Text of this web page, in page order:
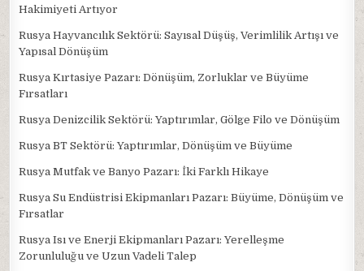
Hakimiyeti Artıyor
Rusya Hayvancılık Sektörü: Sayısal Düşüş, Verimlilik Artışı ve
Yapısal Dönüşüm
Rusya Kırtasiye Pazarı: Dönüşüm, Zorluklar ve Büyüme
Fırsatları
Rusya Denizcilik Sektörü: Yaptırımlar, Gölge Filo ve Dönüşüm
Rusya BT Sektörü: Yaptırımlar, Dönüşüm ve Büyüme
Rusya Mutfak ve Banyo Pazarı: İki Farklı Hikaye
Rusya Su Endüstrisi Ekipmanları Pazarı: Büyüme, Dönüşüm ve
Fırsatlar
Rusya Isı ve Enerji Ekipmanları Pazarı: Yerelleşme
Zorunluluğu ve Uzun Vadeli Talep